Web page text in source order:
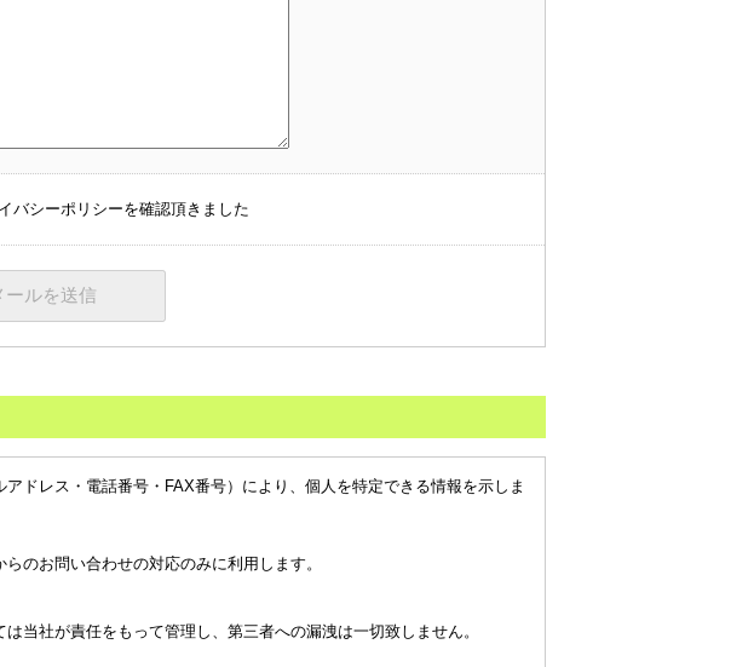
バシーポリシーを確認頂きました
ドレス・電話番号・FAX番号）により、個人を特定できる情報を示しま
のお問い合わせの対応のみに利用します。
当社が責任をもって管理し、第三者への漏洩は一切致しません。